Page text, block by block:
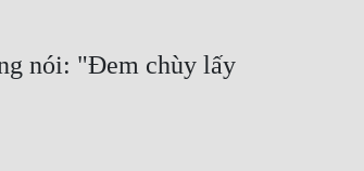
nói: "Đem chùy lấy